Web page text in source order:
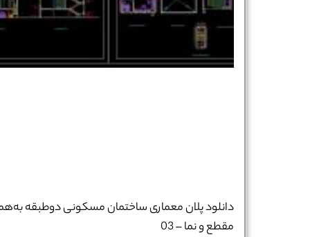
دانلود پلان معماری ساختمان مسکونی دوطبقه
مقطع و نما – 03